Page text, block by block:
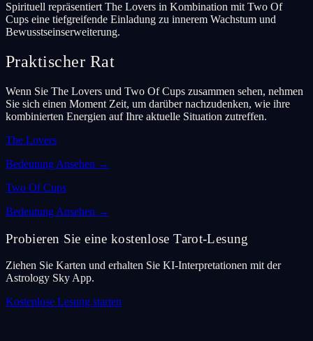
Spirituell repräsentiert The Lovers in Kombination mit Two Of
Cups eine tiefgreifende Einladung zu innerem Wachstum und
Bewusstseinserweiterung.
Praktischer Rat
Wenn Sie The Lovers und Two Of Cups zusammen sehen, nehmen
Sie sich einen Moment Zeit, um darüber nachzudenken, wie ihre
kombinierten Energien auf Ihre aktuelle Situation zutreffen.
The Lovers
Bedeutung Ansehen →
Two Of Cups
Bedeutung Ansehen →
Probieren Sie eine kostenlose Tarot-Lesung
Ziehen Sie Karten und erhalten Sie KI-Interpretationen mit der
Astrology Sky App.
Kostenlose Lesung starten